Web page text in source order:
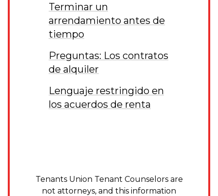
Terminar un
arrendamiento antes de
tiempo
Preguntas: Los contratos
de alquiler
Lenguaje restringido en
los acuerdos de renta
Tenants Union Tenant Counselors are
not attorneys, and this information